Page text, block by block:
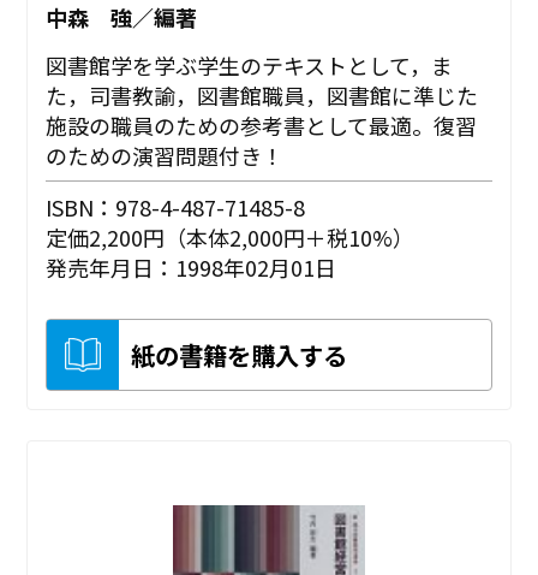
中森 強／編著
図書館学を学ぶ学生のテキストとして，ま
た，司書教諭，図書館職員，図書館に準じた
施設の職員のための参考書として最適。復習
のための演習問題付き！
ISBN：978-4-487-71485-8
定価2,200円（本体2,000円＋税10%）
発売年月日：1998年02月01日
紙の書籍を購入する